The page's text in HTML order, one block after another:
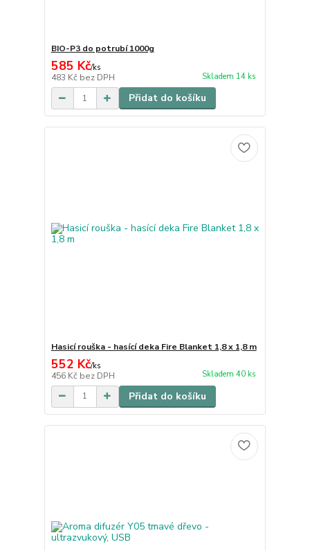
BIO-P3 do potrubí 1000g
585 Kč/ks
483 Kč bez DPH Skladem 14 ks
Přidat do košíku
Hasicí rouška - hasící deka Fire Blanket 1,8 x 1,8 m
552 Kč/ks
456 Kč bez DPH Skladem 40 ks
Přidat do košíku